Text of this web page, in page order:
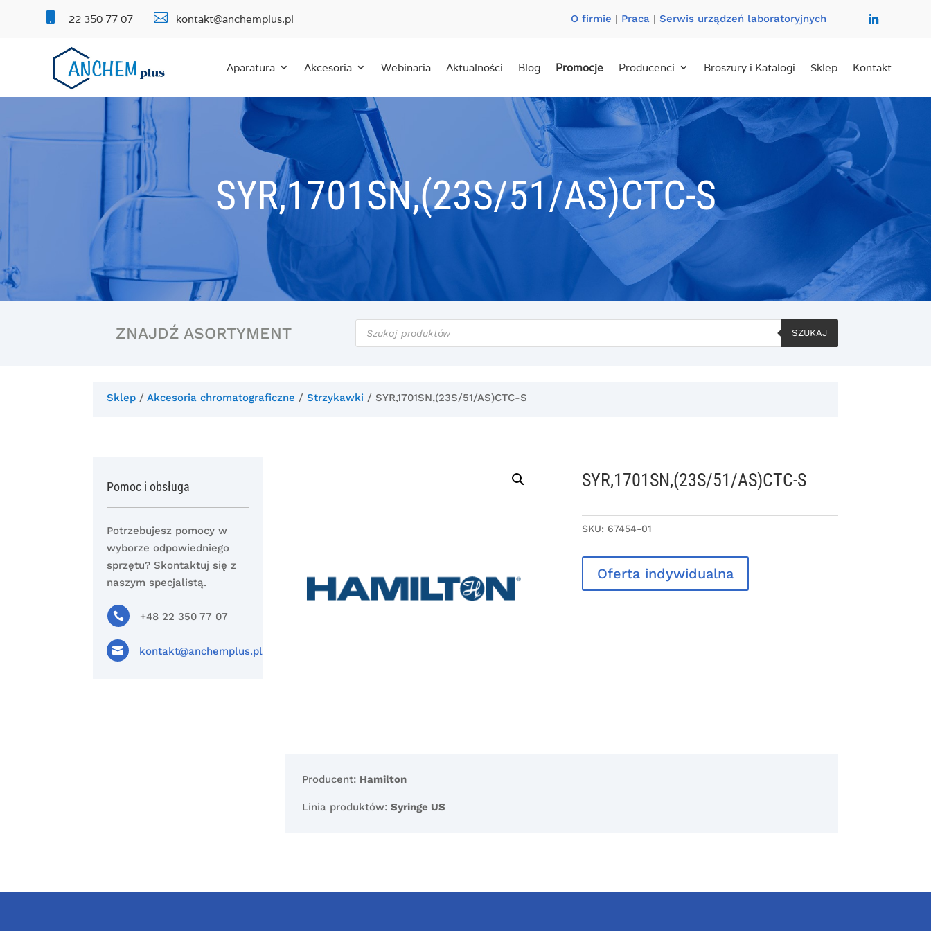
22 350 77 07  kontakt@anchemplus.pl O firmie | Praca| Serwis urządzeń laboratoryjnych
Aparatura Akcesoria Webinaria Aktualności Blog Promocje Producenci Broszury i Katalogi Sklep Kontakt
SYR,1701SN,(23S/51/AS)CTC-S
ZNAJDŹ ASORTYMENT
Wyszukiwarka
produktów
SZUKAJ
Sklep /Akcesoria chromatograficzne /Strzykawki / SYR,1701SN,(23S/51/AS)CTC-S
Pomoc i obsługa
Potrzebujesz pomocy w
wyborze odpowiedniego
sprzętu? Skontaktuj się z
naszym specjalistą.
 +48 22 350 77 07
 kontakt@anchemplus.pl
SYR,1701SN,(23S/51/AS)CTC-S
SKU: 67454-01
Oferta indywidualna
Producent: Hamilton
Linia produktów:Syringe US